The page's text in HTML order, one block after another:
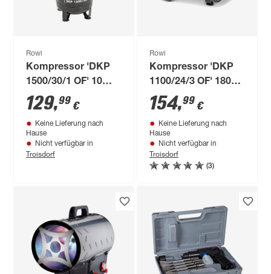
Rowi
Kompressor 'DKP
1500/30/1 OF' 10
bar, 72-145 l/min
129,99 €
Keine Lieferung nach
Hause
Nicht verfügbar in
Troisdorf
Rowi
Kompressor 'DKP
1100/24/3 OF' 180
l/min, inkl. Zubehör
154,99 €
Keine Lieferung nach
Hause
Nicht verfügbar in
Troisdorf
(3)